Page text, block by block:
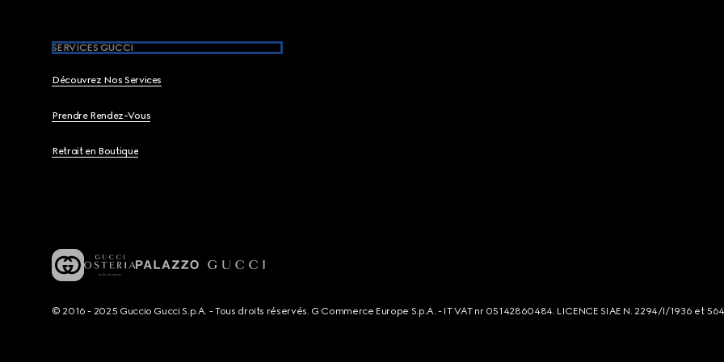
SERVICES GUCCI
Découvrez Nos Services
Prendre Rendez-Vous
Retrait en Boutique
© 2016 - 2025 Guccio Gucci S.p.A. - Tous droits réservés. G Commerce Europe S.p.A. - IT VAT nr 05142860484. LICENCE SIAE N. 2294/I/1936 et